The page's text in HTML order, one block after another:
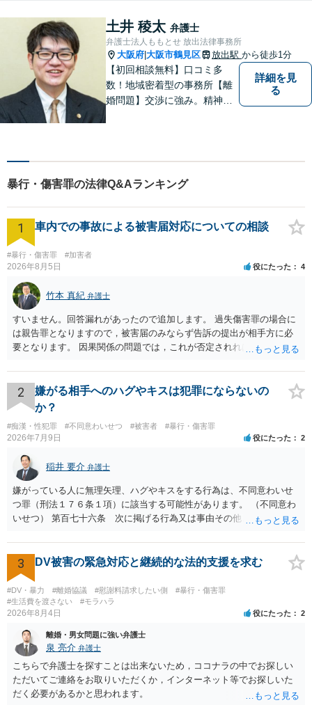
土井 稜太 弁護士
弁護士法人ももとせ 放出法律事務所
大阪府 大阪市鶴見区 放出駅 から徒歩1分
【初回相談無料】口コミ多
数！地域密着型の事務所【離
婚問題】交渉に強み。精神的
迅速かつ丁寧な対応を心が
け、満足度の高い解決を目指
します【放出駅1分】
詳細を見
る
暴行・傷害罪の法律Q&Aランキング
1 車内での事故による被害届対応についての相談
#暴行・傷害罪 #加害者
2026年8月5日 役にたった 4
竹本 真紀 弁護士
すいません。回答漏れがあったので追加します。 過失傷害罪の場合に
は親告罪となりますので，被害届のみならず告訴の提出が相手方に必
要となります。 因果関係の問題では，これが否定されれば ①刑事的に
断されれば処罰規定がない状態になると思います。 ②民事的には傷害
部分が否定されますので，暴行行為自体による損害（慰謝料的なもの
になるでしょうか…）だけが対象となってきます。
2
嫌がる相手へのハグやキスは犯罪にならないの
か？
#痴漢・性犯罪 #不同意わいせつ #被害者 #暴行・傷害罪
2026年7月9日 役にたった 2
稲井 要介 弁護士
嫌がっている人に無理矢理、ハグやキスをする行為は、不同意わいせ
つ罪（刑法１７６条１項）に該当する可能性があります。 （不同意わ
いせつ） 第百七十六条 次に掲げる行為又は事由その他これらに類す
うすることが困難な状態にさせ又はその状態にあることに乗じて、わ
いせつな行為をした者は、婚姻関係の有無にかかわらず、六月以上十
年以下の拘禁刑に処する。 一 暴行若しくは脅迫を用いること又はそ
れらを受けたこと。 二 心身の障害を生じさせること又はそれがある
こと。 三 アルコール若しくは薬物を摂取させること又はそれらの影
響があること。 四 睡眠その他の意識が明瞭でない状態にさせること
又はその状態にあること。 五 同意しない意思を形成し、表明し又は
全うするいとまがないこと。 六 予想と異なる事態に直面させて恐怖
させ、若しくは驚愕がくさせること又はその事態に直面して恐怖し、
若しくは驚愕していること。 七 虐待に起因する心理的反応を生じさ
せること又はそれがあること。 八 経済的又は社会的関係上の地位に
基づく影響力によって受ける不利益を憂慮させること又はそれを憂慮
3 DV被害の緊急対応と継続的な法的支援を求む
#DV・暴力 #離婚協議 #慰謝料請求したい側
#暴行・傷害罪
#生活費を渡さない
#モラハラ
2026年8月4日 役にたった 2
離婚・男女問題に強い弁護士
泉 亮介 弁護士
こちらで弁護士を探すことは出来ないため，ココナラの中でお探しい
ただいてご連絡をお取りいただくか，インターネット等でお探しいた
だく必要があるかと思われます。